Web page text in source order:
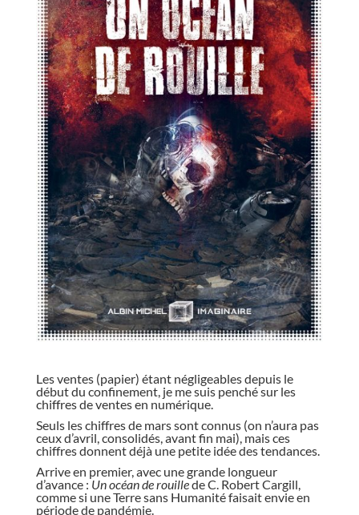
Les ventes (papier) étant négligeables depuis le
début du confinement, je me suis penché sur les
chiffres de ventes en numérique.
Seuls les chiffres de mars sont connus (on n’aura pas
ceux d’avril, consolidés, avant fin mai), mais ces
chiffres donnent déjà une petite idée des tendances.
Arrive en premier, avec une grande longueur
d’avance :Un océan de rouillede C. Robert Cargill,
comme si une Terre sans Humanité faisait envie en
période de pandémie.